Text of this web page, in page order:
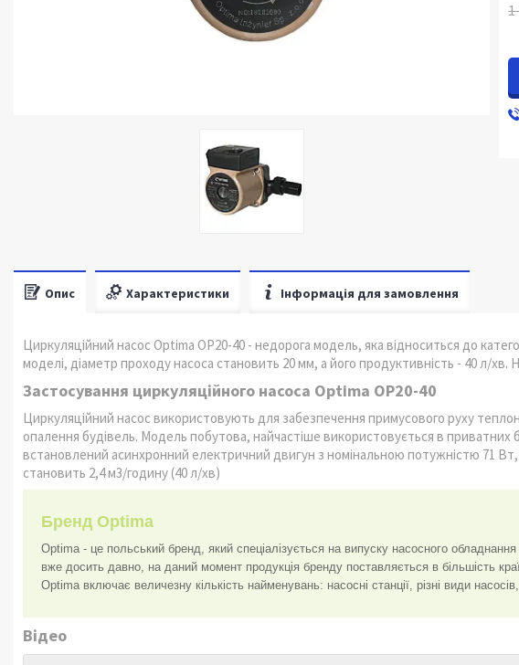
1
Опис Характеристики Інформація для замовлення
Циркуляційний насос Optima OP20-40 - недорога модель, яка відноситься до
моделі, діаметр проходу насоса становить 20 мм, а його продуктивність - 40 л/
Застосування циркуляційного насоса Optima OP20-40
Циркуляційний насос використовують для забезпечення примусового руху
опалення будівель. Модель побутова, найчастіше використовується в приватних
встановлений асинхронний електричний двигун з номінальною потужністю 71
становить 2,4 м3/годину (40 л/хв)
Бренд Optima
Optima - це польський бренд, який спеціалізується на випуску насосного
вже досить давно, на даний момент продукція бренду поставляється в більшість
Optima включає величезну кількість найменувань: насосні станції, різні види
Відео